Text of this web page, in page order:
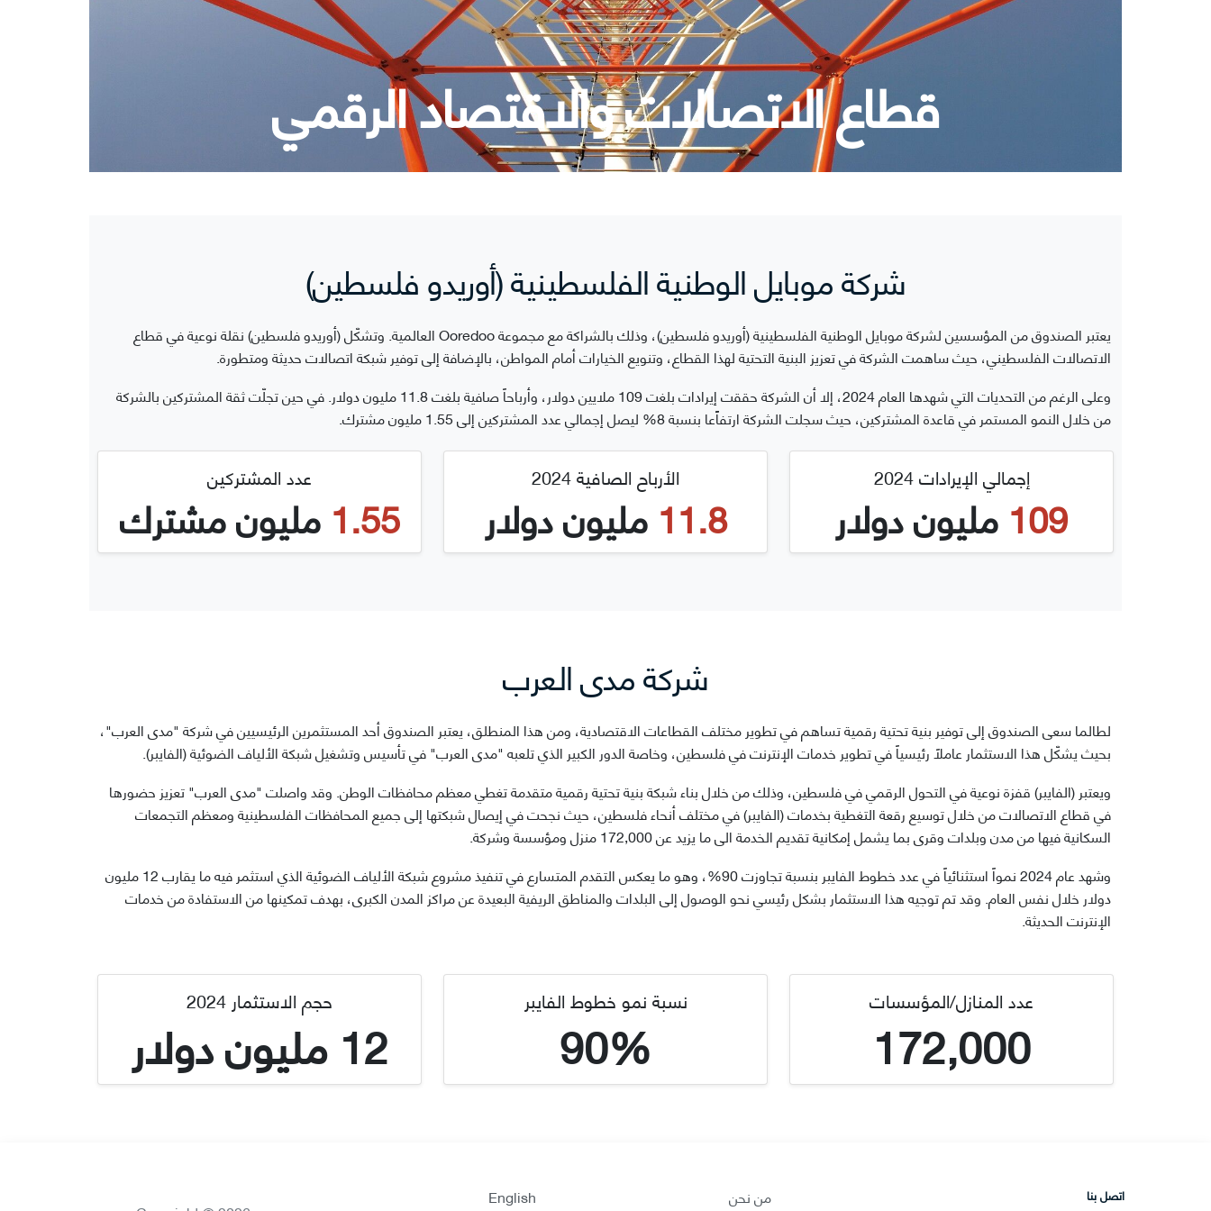
قطاع الاتصالات والاقتصاد الرقمي
شركة موبايل الوطنية الفلسطينية (أوريدو فلسطين)
يعتبر الصندوق من المؤسسين لشركة موبايل الوطنية الفلسطينية (أوريدو فلسطين)، وذلك بالشراكة مع مجموعة Ooredoo العالمية. وتشكّل (أوريدو فلسطين) نقلة نوعية في قطاع
الاتصالات الفلسطيني، حيث ساهمت الشركة في تعزيز البنية التحتية لهذا القطاع، وتنويع الخيارات أمام المواطن، بالإضافة إلى توفير شبكة اتصالات حديثة ومتطورة.
وعلى الرغم من التحديات التي شهدها العام 2024، إلا أن الشركة حققت إيرادات بلغت 109 ملايين دولار، وأرباحاً صافية بلغت 11.8 مليون دولار. في حين تجلّت ثقة المشتركين بالشركة
من خلال النمو المستمر في قاعدة المشتركين، حيث سجلت الشركة ارتفاًًعا بنسبة 8% ليصل إجمالي عدد المشتركين إلى 1.55 مليون مشترك.
إجمالي الإيرادات 2024
109مليون دولار
الأرباح الصافية 2024
11.8مليون دولار
عدد المشتركين
1.55مليون مشترك
شركة مدى العرب
لطالما سعى الصندوق إلى توفير بنية تحتية رقمية تساهم في تطوير مختلف القطاعات الاقتصادية، ومن هذا المنطلق، يعتبر الصندوق أحد المستثمرين الرئيسيين في شركة "مدى العرب"،
بحيث يشكّل هذا الاستثمار عاملاً رئيسياً في تطوير خدمات الإنترنت في فلسطين، وخاصة الدور الكبير الذي تلعبه "مدى العرب" في تأسيس وتشغيل شبكة الألياف الضوئية (الفايبر).
ويعتبر (الفايبر) قفزة نوعية في التحول الرقمي في فلسطين، وذلك من خلال بناء شبكة بنية تحتية رقمية متقدمة تغطي معظم محافظات الوطن. وقد واصلت "مدى العرب" تعزيز حضورها
في قطاع الاتصالات من خلال توسيع رقعة التغطية بخدمات (الفايبر) في مختلف أنحاء فلسطين، حيث نجحت في إيصال شبكتها إلى جميع المحافظات الفلسطينية ومعظم التجمعات
السكانية فيها من مدن وبلدات وقرى بما يشمل إمكانية تقديم الخدمة الى ما يزيد عن 172,000 منزل ومؤسسة وشركة.
وشهد عام 2024 نمواً استثنائياً في عدد خطوط الفايبر بنسبة تجاوزت 90%، وهو ما يعكس التقدم المتسارع في تنفيذ مشروع شبكة الألياف الضوئية الذي استثمر فيه ما يقارب 12 مليون
دولار خلال نفس العام. وقد تم توجيه هذا الاستثمار بشكل رئيسي نحو الوصول إلى البلدات والمناطق الريفية البعيدة عن مراكز المدن الكبرى، بهدف تمكينها من الاستفادة من خدمات
الإنترنت الحديثة.
عدد المنازل/المؤسسات
172,000
نسبة نمو خطوط الفايبر
90%
حجم الاستثمار 2024
12 مليون دولار
اتصل بنا
من نحن
English